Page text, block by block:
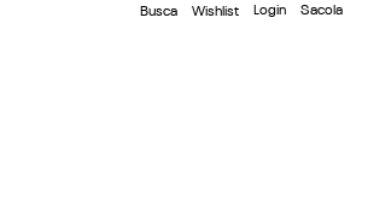
Busca Wishlist Login